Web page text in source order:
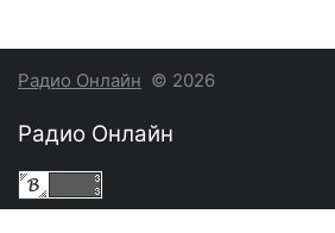
Радио Онлайн © 2026
Радио Онлайн